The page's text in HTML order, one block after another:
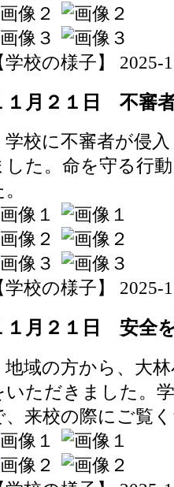
学校の様子】 2025-
１月２１日 不審
校に不審者が侵
した。命を守る行
学校の様子】 2025-
１月２１日 安全
域の方から、大林
いただきました。
、来校の際にご覧